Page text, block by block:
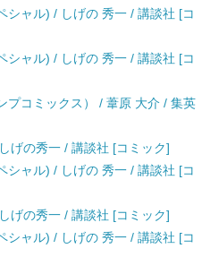
シャル) / しげの 秀一 / 講談社 [コ
シャル) / しげの 秀一 / 講談社 [コ
プコミックス） / 葦原 大介 / 集英
げの秀一 / 講談社 [コミック]
シャル) / しげの 秀一 / 講談社 [コ
げの秀一 / 講談社 [コミック]
シャル) / しげの 秀一 / 講談社 [コ